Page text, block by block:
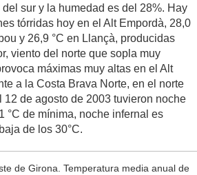
sur y la humedad es del 28%. Hay
tórridas hoy en el Alt Empordà, 28,0
y 26,9 °C en Llançà, producidas
viento del norte que sopla muy
máximas muy altas en el Alt
a la Costa Brava Norte, en el norte
12 de agosto de 2003 tuvieron noche
°C de mínima, noche infernal es
de los 30°C.
de Girona. Temperatura media anual de